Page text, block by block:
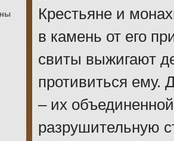
Крестьяне и
в камень от его
свиты выжигают
противиться ему.
– их
разрушительную